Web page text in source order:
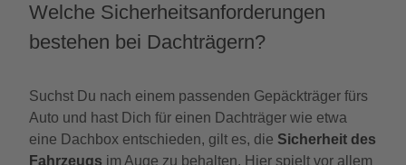
Welche Sicherheitsanforderungen
bestehen bei Dachträgern?
Suchst Du nach einem passenden Gepäckträger fürs
Auto und hast Dich für einen Dachträger wie etwa
eine Dachbox entschieden, gilt es, die Sicherheit des
Fahrzeugs im Auge zu behalten. Hier spielt vor allem